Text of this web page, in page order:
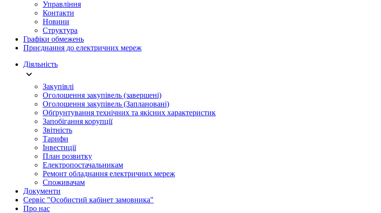
Управління
Контакти
Новини
Структура
Графіки обмежень
Приєднання до електричних мереж
Діяльність
Закупівлі
Оголошення закупівель (завершені)
Оголошення закупівель (Заплановані)
Обґрунтування технічних та якісних характеристик
Запобігання корупції
Звітність
Тарифи
Інвестиції
План розвитку
Електропостачальникам
Ремонт обладнання електричних мереж
Споживачам
Документи
Сервіс "Особистий кабінет замовника"
Про нас